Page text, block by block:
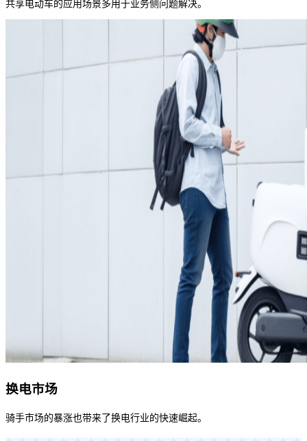
共享电动车的应用场景多用于业务侧问题解决。
换电市场
骑手市场的暴涨也带来了换电行业的快速崛起。